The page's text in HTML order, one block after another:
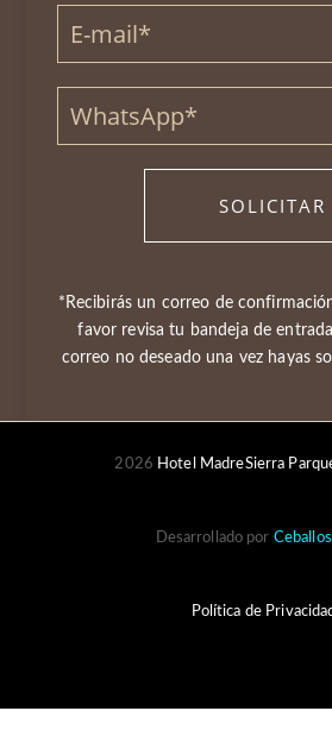
*Recibirás un correo de
favor revisa tu bandeja de
correo no deseado una vez hayas
2026 Hotel MadreSierra
Desarrollado por
Política de